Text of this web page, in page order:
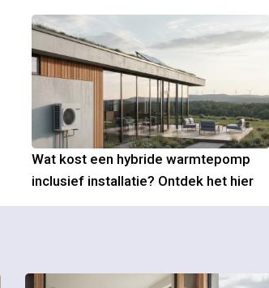
Wat kost een hybride warmtepomp
inclusief installatie? Ontdek het hier